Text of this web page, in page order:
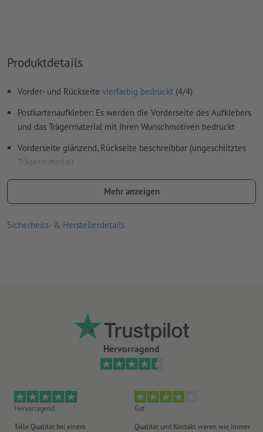
Produktdetails
Vorder- und Rückseite vierfarbig bedruckt (4/4)
Postkartenaufkleber: Es werden die Vorderseite des Aufklebers
und das Trägermaterial mit Ihren Wunschmotiven bedruckt
Vorderseite glänzend, Rückseite beschreibbar (ungeschlitztes
Trägermaterial)
permanent klebend
Trägermaterial nicht klebend
für den Einsatz im Innenbereich geeignet
Mehr anzeigen
Sicherheits- & Herstellerdetails
Hervorragend
Hervorragend
Tolle Qualität bei einem
Gut
Qualität und Kontakt waren wie immer